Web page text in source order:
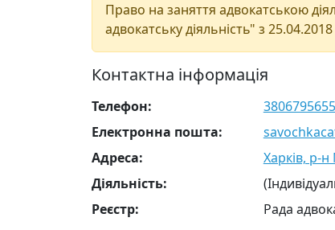
Право на заняття адвокатською
адвокатську діяльність" з
Контактна інформація
Телефон:
Електронна пошта:
Адреса:
Харків, р-
Діяльність:
Реєстр:
Рада